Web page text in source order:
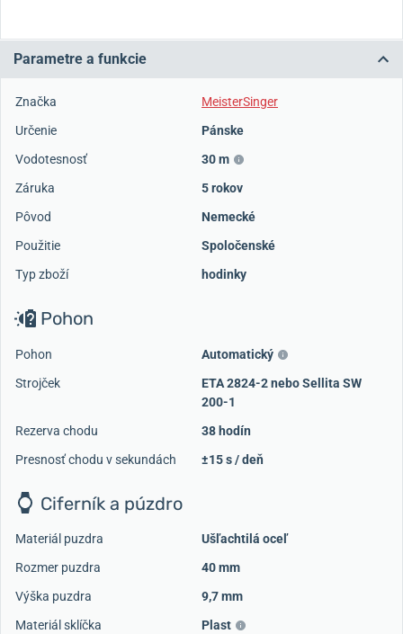
Parametre a funkcie
Značka
MeisterSinger
Určenie
Pánske
Vodotesnosť
30 m
Záruka
5 rokov
Pôvod
Nemecké
Použitie
Spoločenské
Typ zboží
hodinky
Pohon
Pohon
Automatický
Strojček
ETA 2824-2 nebo Sellita SW
200-1
Rezerva chodu
38 hodín
Presnosť chodu v sekundách
±15 s / deň
Ciferník a púzdro
Materiál puzdra
Ušľachtilá oceľ
Rozmer puzdra
40 mm
Výška puzdra
9,7 mm
Materiál sklíčka
Plast